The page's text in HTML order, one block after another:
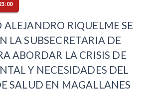
RIQUELME SE
LA SUBSECRETARIA DE
ABORDAR LA CRISIS DE
Y NECESIDADES DEL
SALUD EN MAGALLANES